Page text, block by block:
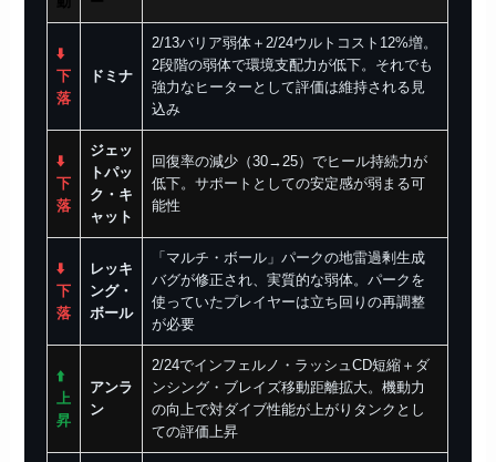
⬇️
下
落
ドミナ
2/13バリア弱体＋2/24ウルトコスト12%増。
2段階の弱体で環境支配力が低下。それでも
強力なヒーターとして評価は維持される見
込み
⬇️
下
落
ジェッ
トパッ
ク・キ
ャット
回復率の減少（30→25）でヒール持続力が
低下。サポートとしての安定感が弱まる可
能性
⬇️
下
落
レッキ
ング・
ボール
「マルチ・ボール」パークの地雷過剰生成
バグが修正され、実質的な弱体。パークを
使っていたプレイヤーは立ち回りの再調整
が必要
⬆️
上
昇
アンラ
ン
2/24でインフェルノ・ラッシュCD短縮＋ダ
ンシング・ブレイズ移動距離拡大。機動力
の向上で対ダイブ性能が上がりタンクとし
ての評価上昇